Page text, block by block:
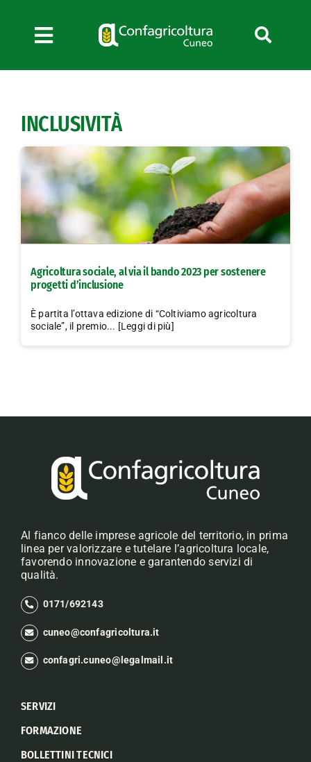
contenuto
Toggle
Navigation
News
Bandi
Formazione
Convenzioni
L’Agricoltore cuneese
Lavora con noi
INCLUSIVITÀ
Agricoltura sociale, al via il bando 2023 per sostenere
progetti d’inclusione
È partita l’ottava edizione di “Coltiviamo agricoltura
sociale”, il premio... [Leggi di più]
Al fianco delle imprese agricole del territorio, in prima
linea per valorizzare e tutelare l’agricoltura locale,
favorendo innovazione e garantendo servizi di
qualità.
0171/692143
cuneo@confagricoltura.it
confagri.cuneo@legalmail.it
SERVIZI
FORMAZIONE
BOLLETTINI TECNICI